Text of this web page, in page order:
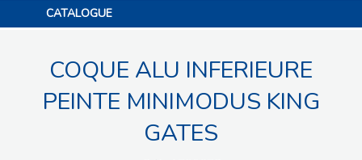
CATALOGUE
MOTORISATIONS
ACCESSOIRES ET ELECTRONIQUES
INTERPHONES VISIOPHONES
COQUE ALU INFERIEURE
PEINTE MINIMODUS KING
GATES